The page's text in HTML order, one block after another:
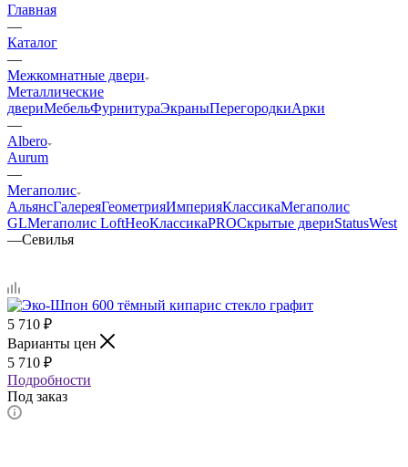
Главная
—
Каталог
—
Межкомнатные двери
Металлические
двериМебельФурнитураЭкраныПерегородкиАрки
—
Albero
Aurum
—
Мегаполис
АльянсГалереяГеометрияИмперияКлассикаМегаполис
GLМегаполис LoftНеоКлассикаPROСкрытые двериStatusWest
—Севилья
5 710 ₽
Варианты цен
5 710 ₽
Подробности
Под заказ